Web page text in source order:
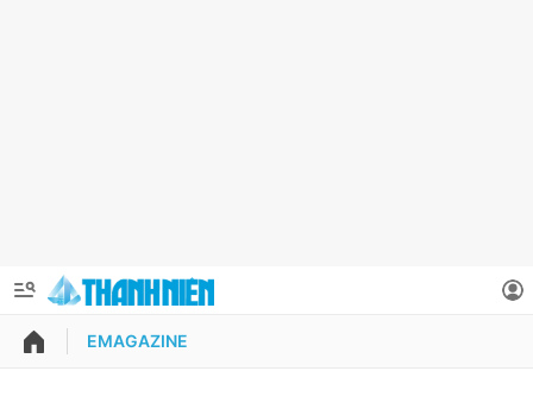
QUẢNG CÁO
EMAGAZINE